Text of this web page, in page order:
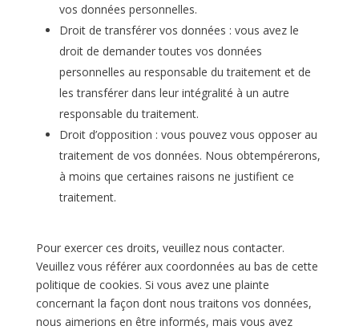
vos données personnelles.
Droit de transférer vos données : vous avez le
droit de demander toutes vos données
personnelles au responsable du traitement et de
les transférer dans leur intégralité à un autre
responsable du traitement.
Droit d’opposition : vous pouvez vous opposer au
traitement de vos données. Nous obtempérerons,
à moins que certaines raisons ne justifient ce
traitement.
Pour exercer ces droits, veuillez nous contacter.
Veuillez vous référer aux coordonnées au bas de cette
politique de cookies. Si vous avez une plainte
concernant la façon dont nous traitons vos données,
nous aimerions en être informés, mais vous avez